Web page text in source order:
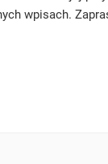
wpisach.